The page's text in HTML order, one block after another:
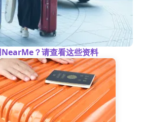
？请查看这些资料